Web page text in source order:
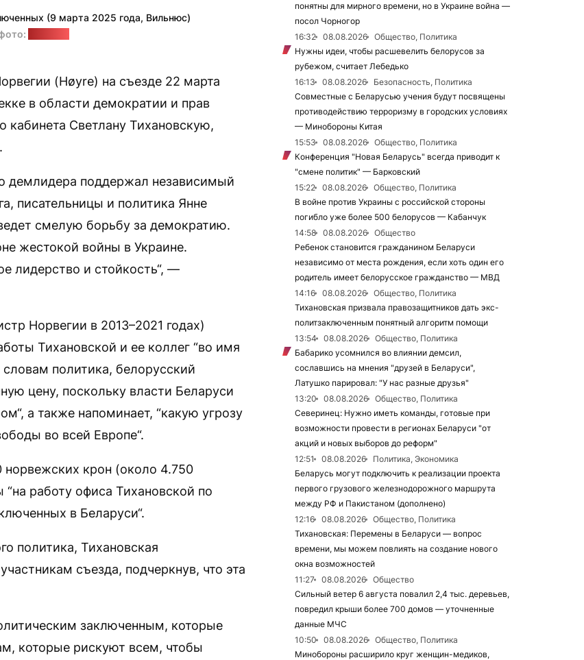
(9 марта 2025 года, Вильнюс)
(Høyre) на съезде 22 марта
в области демократии и прав
кабинета Светлану Тихановскую,
демлидера поддержал независимый
писательницы и политика Янне
смелую борьбу за демократию.
жестокой войны в Украине.
лидерство и стойкость“, —
Норвегии в 2013–2021 годах)
Тихановской и ее коллег “во имя
политика, белорусский
цену, поскольку власти Беларуси
а также напоминает, “какую угрозу
во всей Европе“.
крон (около 4.750
работу офиса Тихановской по
в Беларуси“.
политика, Тихановская
съезда, подчеркнув, что эта
заключенным, которые
которые рискуют всем, чтобы
понятны для мирного времени, но в Украине война —
посол Чорногор
16:32
08.08.2026
Общество, Политика
Нужны идеи, чтобы расшевелить белорусов за
рубежом, считает Лебедько
16:13
08.08.2026
Безопасность, Политика
Совместные с Беларусью учения будут посвящены
противодействию терроризму в городских условиях
— Минобороны Китая
15:53
08.08.2026
Общество, Политика
Конференция "Новая Беларусь" всегда приводит к
"смене политик" — Барковский
15:22
08.08.2026
Общество, Политика
В войне против Украины с российской стороны
погибло уже более 500 белорусов — Кабанчук
14:58
08.08.2026
Общество
Ребенок становится гражданином Беларуси
независимо от места рождения, если хоть один его
родитель имеет белорусское гражданство — МВД
14:16
08.08.2026
Общество, Политика
Тихановская призвала правозащитников дать экс-
политзаключенным понятный алгоритм помощи
13:54
08.08.2026
Общество, Политика
Бабарико усомнился во влиянии демсил,
сославшись на мнения "друзей в Беларуси",
Латушко парировал: "У нас разные друзья"
13:20
08.08.2026
Общество, Политика
Северинец: Нужно иметь команды, готовые при
возможности провести в регионах Беларуси "от
акций и новых выборов до реформ"
12:51
08.08.2026
Политика, Экономика
Беларусь могут подключить к реализации проекта
первого грузового железнодорожного маршрута
между РФ и Пакистаном (дополнено)
12:16
08.08.2026
Общество, Политика
Тихановская: Перемены в Беларуси — вопрос
времени, мы можем повлиять на создание нового
окна возможностей
11:27
08.08.2026
Общество
Сильный ветер 6 августа повалил 2,4 тыс. деревьев,
повредил крыши более 700 домов — уточненные
данные МЧС
10:50
08.08.2026
Общество, Политика
Минобороны расширило круг женщин-медиков,